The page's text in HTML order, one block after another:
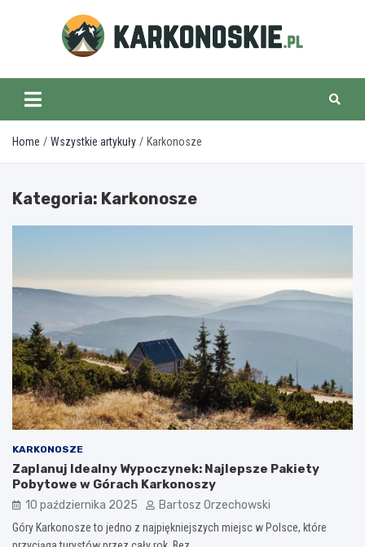
karkonoskie.pl
Home Wszystkie artykuły Karkonosze
Kategoria: Karkonosze
KARKONOSZE
Zaplanuj Idealny Wypoczynek: Najlepsze Pakiety
Pobytowe w Górach Karkonoszy
10 października 2025 Bartosz Orzechowski
Góry Karkonosze to jedno z najpiękniejszych miejsc w Polsce, które